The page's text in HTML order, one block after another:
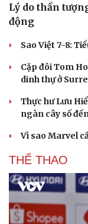
Lý do thần
động
Sao Việt 7-8:
Cặp đôi Tom
dinh thự ở
Thực hư Lưu
ngàn cây số
Vì sao Marvel
THỂ THAO